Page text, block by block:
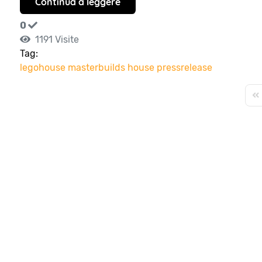
0
1191 Visite
Tag:
legohouse masterbuilds house pressrelease